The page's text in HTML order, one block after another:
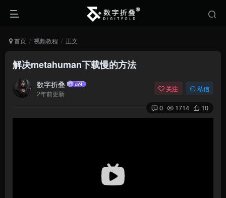
首页 视频教程 正文
解决metahuman下载慢的方法
数字折叠
2年前更新
关注 私信
0 1714 10